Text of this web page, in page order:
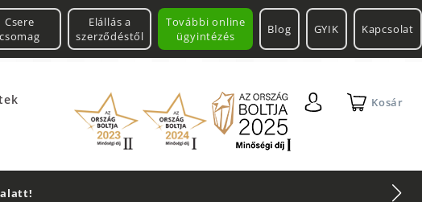
További online
ügyintézés
Csere
csomag
Elállás a
szerződéstől
Blog GYIK Kapcsolat
Kosár